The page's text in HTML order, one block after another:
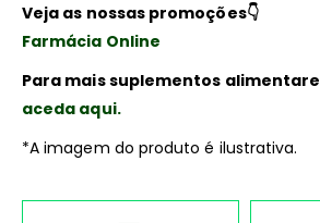
Veja as nossas promoções👇
Farmácia Online
Para mais suplementos
aceda aqui.
*A imagem do produto é ilustrativa.